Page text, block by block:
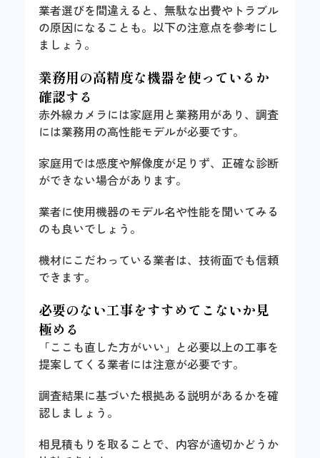
業者選びを間違えると、無駄な出費やトラブル
の原因になることも。以下の注意点を参考にし
ましょう。
業務用の高精度な機器を使っているか
確認する
赤外線カメラには家庭用と業務用があり、調査
には業務用の高性能モデルが必要です。
家庭用では感度や解像度が足りず、正確な診断
ができない場合があります。
業者に使用機器のモデル名や性能を聞いてみる
のも良いでしょう。
機材にこだわっている業者は、技術面でも信頼
できます。
必要のない工事をすすめてこないか見
極める
「ここも直した方がいい」と必要以上の工事を
提案してくる業者には注意が必要です。
調査結果に基づいた根拠ある説明があるかを確
認しましょう。
相見積もりを取ることで、内容が適切かどうか